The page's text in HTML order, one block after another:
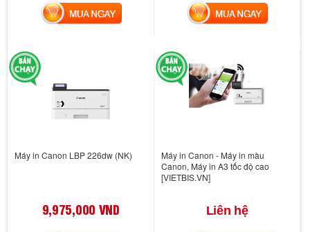
MUA NGAY MUA NGAY
Máy in Canon LBP 226dw (NK)
9,975,000 VND
Máy in Canon - Máy in màu
Canon, Máy in A3 tốc độ cao
[VIETBIS.VN]
Liên hệ